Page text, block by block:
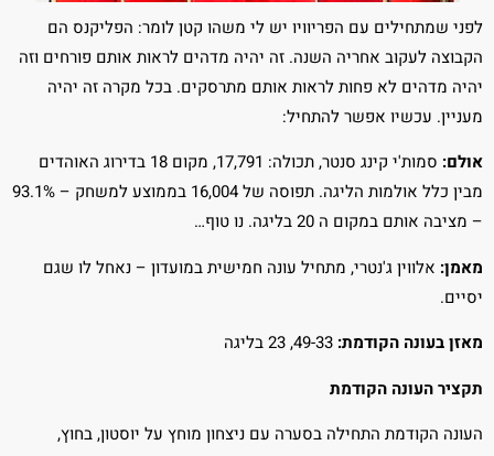
לפני שמתחילים עם הפריוויו יש לי משהו קטן לומר: הפליקנס הם
הקבוצה לעקוב אחריה השנה. זה יהיה מדהים לראות אותם פורחים וזה
יהיה מדהים לא פחות לראות אותם מתרסקים. בכל מקרה זה יהיה
מעניין. עכשיו אפשר להתחיל:
אולם:
סמות'י קינג סנטר, תכולה: 17,791, מקום 18 בדירוג האוהדים
מבין כלל אולמות הליגה. תפוסה של 16,004 בממוצע למשחק – 93.1%
– מציבה אותם במקום ה 20 בליגה. נו טוף…
מאמן: אלווין ג'נטרי, מתחיל עונה חמישית במועדון – נאחל לו שגם
יסיים.
מאזן בעונה הקודמת:
תקציר העונה הקודמת
העונה הקודמת התחילה בסערה עם ניצחון מוחץ על יוסטון, בחוץ,